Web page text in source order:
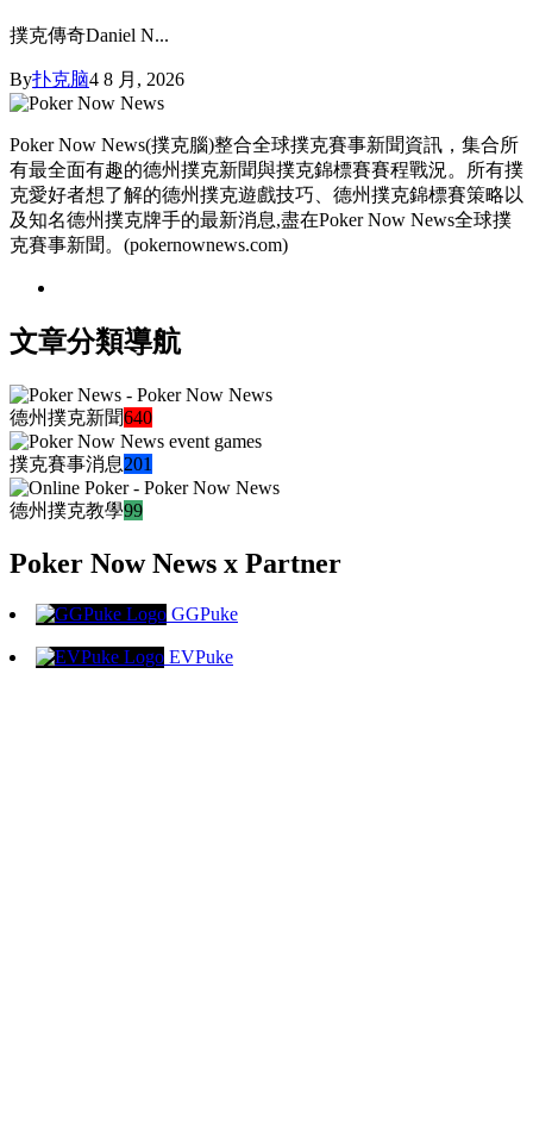
撲克傳奇Daniel N...
By扑克脑4 8 月, 2026
Poker Now News(撲克腦)整合全球撲克賽事新聞資訊，集合所
有最全面有趣的德州撲克新聞與撲克錦標賽賽程戰況。所有撲
克愛好者想了解的德州撲克遊戲技巧、德州撲克錦標賽策略以
及知名德州撲克牌手的最新消息,盡在Poker Now News全球撲
克賽事新聞。(pokernownews.com)
文章分類導航
德州撲克新聞640
撲克賽事消息201
德州撲克教學99
Poker Now News x Partner
GGPuke
EVPuke